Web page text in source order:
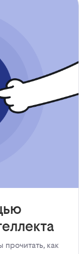
как